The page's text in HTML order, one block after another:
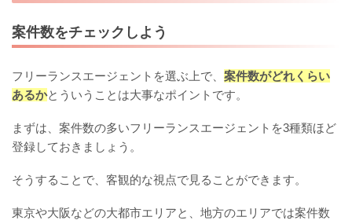
案件数をチェックしよう
フリーランスエージェントを選ぶ上で、 案件数がどれくらい
あるかとういうことは大事なポイントです。
まずは、案件数の多いフリーランスエージェントを3種類ほど
登録しておきましょう。
そうすることで、客観的な視点で見ることができます。
東京や大阪などの大都市エリアと、地方のエリアでは案件数